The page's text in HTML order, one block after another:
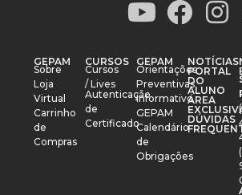
GEPAM
Sobre
Loja
Virtual
Carrinho
de
Compras
CURSOS
Cursos
/ Lives
Autenticação
de
Certificado
GEPAM
Orientações
Preventivas
Informativo
GEPAM
Calendário
de
Obrigações
NOTÍCIAS
PORTAL
DO
ALUNO
ÁREA
DÚVIDAS